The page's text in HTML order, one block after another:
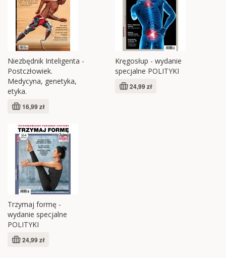
Niezbędnik Inteligenta -
Postczłowiek.
Medycyna, genetyka,
etyka.
16,99 zł
Kręgosłup - wydanie
specjalne POLITYKI
24,99 zł
Trzymaj formę -
wydanie specjalne
POLITYKI
24,99 zł